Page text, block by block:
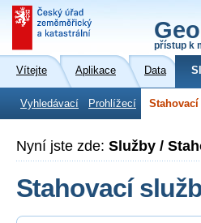
přístup k
Vítejte Aplikace Data
Vyhledávací Prohlížecí Stahovací
Nyní jste zde: Služby /
Stahovací